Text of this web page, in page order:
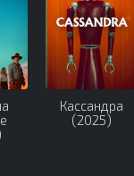
Кассандра
(2025)